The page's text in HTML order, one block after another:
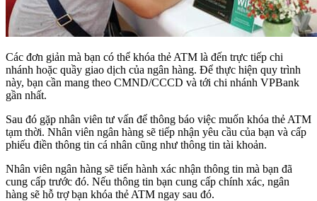
Các đơn giản mà bạn có thể khóa thẻ ATM là đến trực tiếp chi
nhánh hoặc quầy giao dịch của ngân hàng. Để thực hiện quy trình
này, bạn cần mang theo CMND/CCCD và tới chi nhánh VPBank
gần nhất.
Sau đó gặp nhân viên tư vấn để thông báo việc muốn khóa thẻ ATM
tạm thời. Nhân viên ngân hàng sẽ tiếp nhận yêu cầu của bạn và cấp
phiếu điền thông tin cá nhân cũng như thông tin tài khoản.
Nhân viên ngân hàng sẽ tiến hành xác nhận thông tin mà bạn đã
cung cấp trước đó. Nếu thông tin bạn cung cấp chính xác, ngân
hàng sẽ hỗ trợ bạn khóa thẻ ATM ngay sau đó.